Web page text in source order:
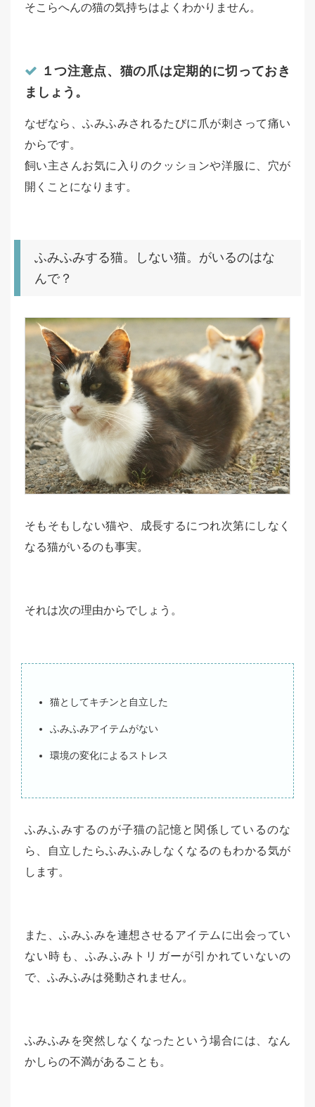
そこらへんの猫の気持ちはよくわかりません。
１つ注意点、猫の爪は定期的に切っておき
ましょう。
なぜなら、ふみふみされるたびに爪が刺さって痛い
からです。
飼い主さんお気に入りのクッションや洋服に、穴が
開くことになります。
ふみふみする猫。しない猫。がいるのはな
んで？
そもそもしない猫や、成長するにつれ次第にしなく
なる猫がいるのも事実。
それは次の理由からでしょう。
猫としてキチンと自立した
ふみふみアイテムがない
環境の変化によるストレス
ふみふみするのが子猫の記憶と関係しているのな
ら、自立したらふみふみしなくなるのもわかる気が
します。
また、ふみふみを連想させるアイテムに出会ってい
ない時も、ふみふみトリガーが引かれていないの
で、ふみふみは発動されません。
ふみふみを突然しなくなったという場合には、なん
かしらの不満があることも。